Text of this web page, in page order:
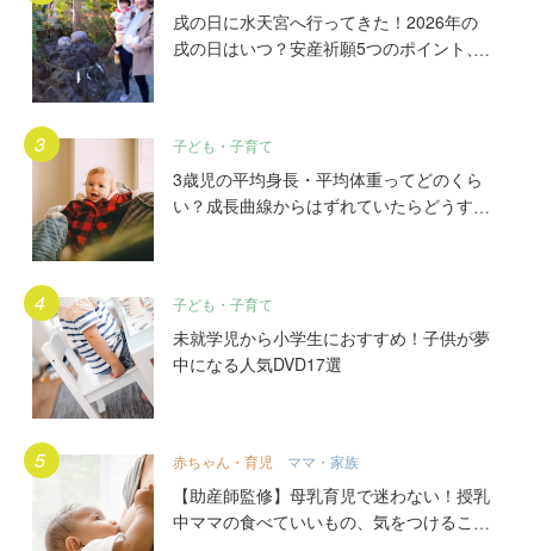
戌の日に水天宮へ行ってきた！2026年の
戌の日はいつ？安産祈願5つのポイント、
子ども・子育て
3歳児の平均身長・平均体重ってどのくら
い？成長曲線からはずれていたらどうす
子ども・子育て
未就学児から小学生におすすめ！子供が夢
中になる人気DVD17選
赤ちゃん・育児 ママ・家族
【助産師監修】母乳育児で迷わない！授乳
中ママの食べていいもの、気をつけること